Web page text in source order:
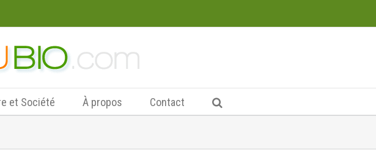
et Société À propos Contact